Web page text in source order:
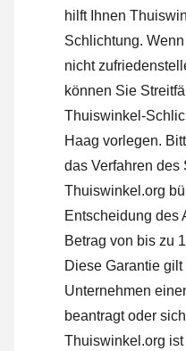
hilft Ihnen
Schlichtung.
nicht
können Sie
Thuiswinkel-
Haag vorlegen.
das Verfahren des
Thuiswinkel.org
Entscheidung des
Betrag von bis zu
Diese Garantie
Unternehmen
beantragt oder
Thuiswinkel.org